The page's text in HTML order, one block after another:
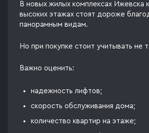
В новых жилых комплексах Ижевска
высоких этажах стоят дороже
панорамным видам.
Но при покупке стоит учитывать не
Важно оценить:
надежность лифтов;
скорость обслуживания дома;
количество квартир на этаже;